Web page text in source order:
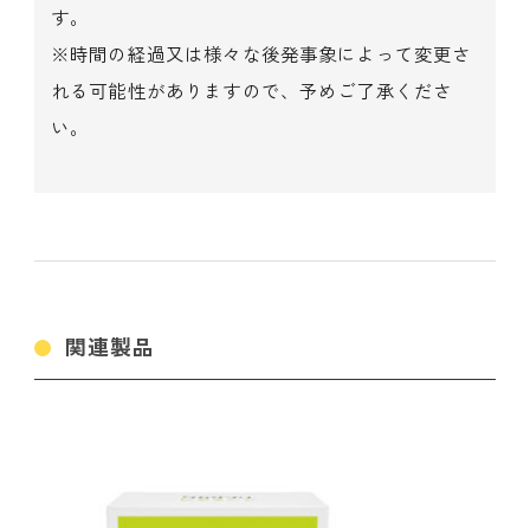
す。
※時間の経過又は様々な後発事象によって変更さ
れる可能性がありますので、予めご了承くださ
い。
関連製品